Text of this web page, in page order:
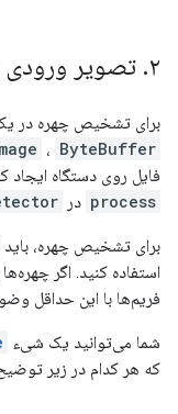
۲. تصویر ورودی
برای تشخیص چهره در
، ByteBuffer
فایل روی دستگاه
process در
برای تشخیص چهره، باید
استفاده کنید. اگر
فریم‌ها با این حداقل
شما می‌توانید یک شیء
که هر کدام در زیر